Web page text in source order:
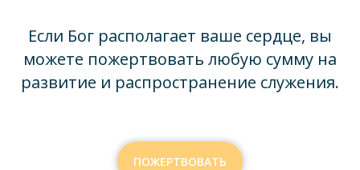
Если Бог располагает ваше сердце, вы
можете пожертвовать любую сумму на
развитие и распространение служения.
ПОЖЕРТВОВАТЬ